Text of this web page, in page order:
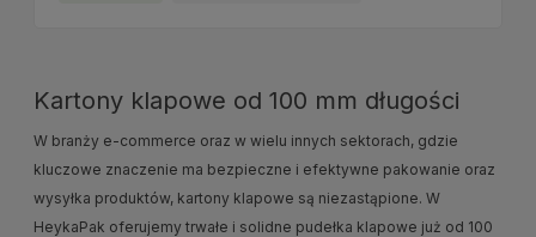
Kartony klapowe od 100 mm długości
W branży e-commerce oraz w wielu innych sektorach, gdzie
kluczowe znaczenie ma bezpieczne i efektywne pakowanie oraz
wysyłka produktów, kartony klapowe są niezastąpione. W
HeykaPak oferujemy trwałe i solidne pudełka klapowe już od 100